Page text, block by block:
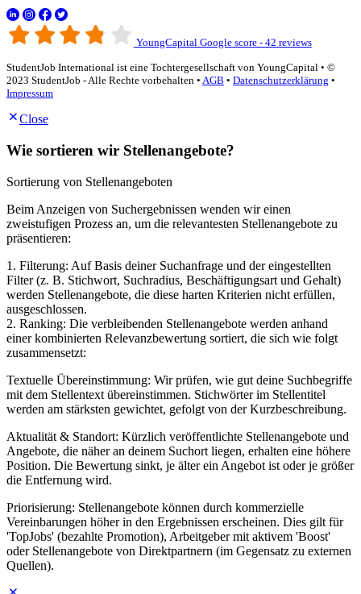
YoungCapital Google score - 42 reviews
StudentJob International ist eine Tochtergesellschaft von YoungCapital • ©
2023 StudentJob - Alle Rechte vorbehalten • AGB • Datenschutzerklärung •
Impressum
Close
Wie sortieren wir Stellenangebote?
Sortierung von Stellenangeboten
Beim Anzeigen von Suchergebnissen wenden wir einen
zweistufigen Prozess an, um die relevantesten Stellenangebote zu
präsentieren:
1. Filterung: Auf Basis deiner Suchanfrage und der eingestellten
Filter (z. B. Stichwort, Suchradius, Beschäftigungsart und Gehalt)
werden Stellenangebote, die diese harten Kriterien nicht erfüllen,
ausgeschlossen.
2. Ranking: Die verbleibenden Stellenangebote werden anhand
einer kombinierten Relevanzbewertung sortiert, die sich wie folgt
zusammensetzt:
Textuelle Übereinstimmung: Wir prüfen, wie gut deine Suchbegriffe
mit dem Stellentext übereinstimmen. Stichwörter im Stellentitel
werden am stärksten gewichtet, gefolgt von der Kurzbeschreibung.
Aktualität & Standort: Kürzlich veröffentlichte Stellenangebote und
Angebote, die näher an deinem Suchort liegen, erhalten eine höhere
Position. Die Bewertung sinkt, je älter ein Angebot ist oder je größer
die Entfernung wird.
Priorisierung: Stellenangebote können durch kommerzielle
Vereinbarungen höher in den Ergebnissen erscheinen. Dies gilt für
'TopJobs' (bezahlte Promotion), Arbeitgeber mit aktivem 'Boost'
oder Stellenangebote von Direktpartnern (im Gegensatz zu externen
Quellen).